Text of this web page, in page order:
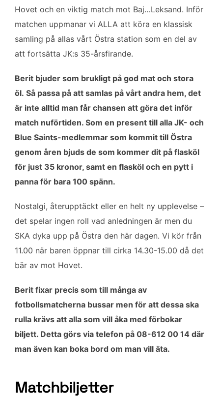
e
o
o
k
t
e
r
i
k
d
I
n
a
Hovet och en viktig match mot Baj…Leksand. Inför
matchen uppmanar vi ALLA att köra en klassisk
samling på allas vårt Östra station som en del av
att fortsätta JK:s 35-årsfirande.
Berit bjuder som brukligt på god mat och stora
öl. Så passa på att samlas på vårt andra hem, det
är inte alltid man får chansen att göra det inför
match nuförtiden. Som en present till alla JK- och
Blue Saints-medlemmar som kommit till Östra
genom åren bjuds de som kommer dit på flasköl
för just 35 kronor, samt en flasköl och en pytt i
panna för bara 100 spänn.
Nostalgi, återupptäckt eller en helt ny upplevelse –
det spelar ingen roll vad anledningen är men du
SKA dyka upp på Östra den här dagen. Vi kör från
11.00 när baren öppnar till cirka 14.30-15.00 då det
bär av mot Hovet.
Berit fixar precis som till många av
fotbollsmatcherna bussar men för att dessa ska
rulla krävs att alla som vill åka med förbokar
biljett. Detta görs via telefon på 08-612 00 14 där
man även kan boka bord om man vill äta.
Matchbiljetter